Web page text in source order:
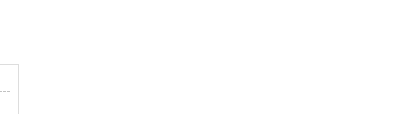
が本当に深刻である理由がこちら…」→「こ...